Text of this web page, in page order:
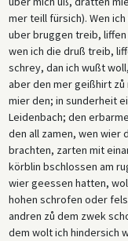
mer teill fürsich). Wen
uber bruggen treib,
wen ich die druß treib,
schrey, dan ich wußt
aber den mer geißhirt zů
mier den; in sunderheit
Leidenbach; den
den all zamen, wen wier
brachten, zarten mit
körblin bschlossen am
wier geessen hatten,
hohen schrofen oder
andren zů dem zwek
dem wolt ich hindersich